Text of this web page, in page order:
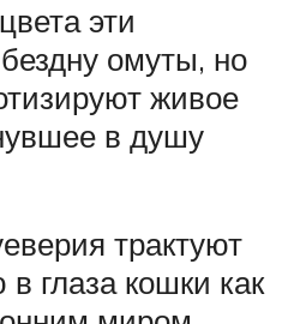
эти
омуты, но
живое
в душу
трактуют
глаза кошки как